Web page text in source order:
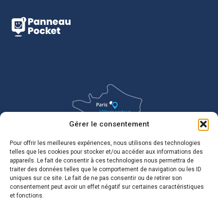
Gérer le consentement
Pour offrir les meilleures expériences, nous utilisons des technologies
telles que les cookies pour stocker et/ou accéder aux informations des
appareils. Le fait de consentir à ces technologies nous permettra de
traiter des données telles que le comportement de navigation ou les ID
uniques sur ce site. Le fait de ne pas consentir ou de retirer son
consentement peut avoir un effet négatif sur certaines caractéristiques
et fonctions.